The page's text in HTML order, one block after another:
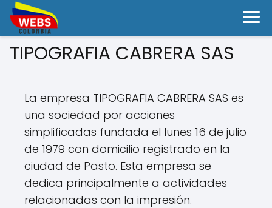
TIPOGRAFIA CABRERA SAS
La empresa TIPOGRAFIA CABRERA SAS es
una sociedad por acciones
simplificadas fundada el lunes 16 de julio
de 1979 con domicilio registrado en la
ciudad de Pasto. Esta empresa se
dedica principalmente a actividades
relacionadas con la impresión.